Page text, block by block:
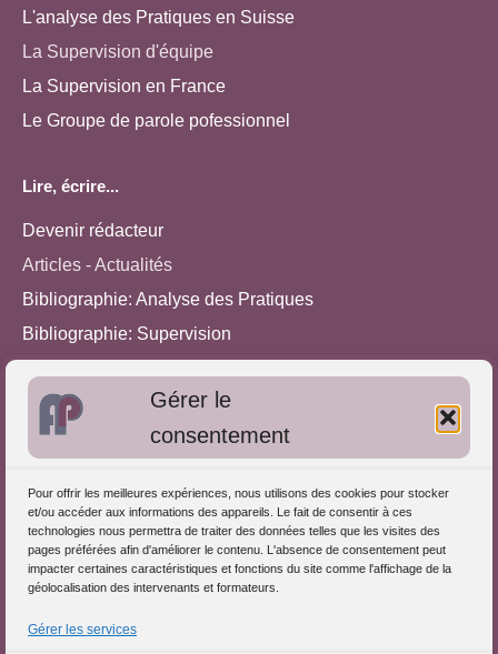
Gérer le
consentement
Pour offrir les meilleures expériences, nous utilisons des cookies pour stocker
et/ou accéder aux informations des appareils. Le fait de consentir à ces
technologies nous permettra de traiter des données telles que les visites des
pages préférées afin d'améliorer le contenu. L'absence de consentement peut
impacter certaines caractéristiques et fonctions du site comme l'affichage de la
géolocalisation des intervenants et formateurs.
Gérer les services
L'analyse des Pratiques en Suisse
La Supervision d'équipe
La Supervision en France
Le Groupe de parole pofessionnel
Lire, écrire...
Devenir rédacteur
Articles - Actualités
Bibliographie: Analyse des Pratiques
Bibliographie: Supervision
Approches de l'Analyse des pratiques
S'inscrire dans l'Annuaire
Publiez vos formations
Charte déontologique